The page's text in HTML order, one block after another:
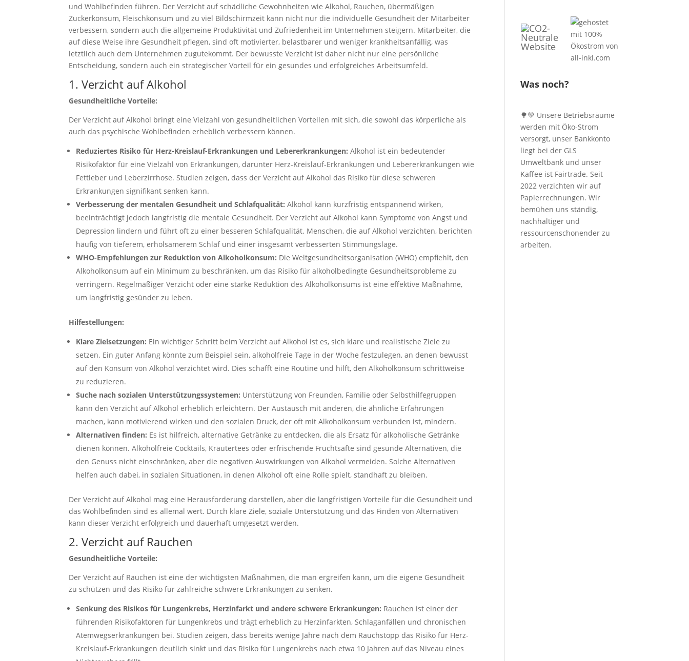
und Wohlbefinden führen. Der Verzicht auf schädliche Gewohnheiten wie Alkohol, Rauchen, übermäßigen
Zuckerkonsum, Fleischkonsum und zu viel Bildschirmzeit kann nicht nur die individuelle Gesundheit der Mitarbeiter
verbessern, sondern auch die allgemeine Produktivität und Zufriedenheit im Unternehmen steigern. Mitarbeiter, die
auf diese Weise ihre Gesundheit pflegen, sind oft motivierter, belastbarer und weniger krankheitsanfällig, was
letztlich auch dem Unternehmen zugutekommt. Der bewusste Verzicht ist daher nicht nur eine persönliche
Entscheidung, sondern auch ein strategischer Vorteil für ein gesundes und erfolgreiches Arbeitsumfeld.
1. Verzicht auf Alkohol
Gesundheitliche Vorteile:
Der Verzicht auf Alkohol bringt eine Vielzahl von gesundheitlichen Vorteilen mit sich, die sowohl das körperliche als
auch das psychische Wohlbefinden erheblich verbessern können.
Reduziertes Risiko für Herz-Kreislauf-Erkrankungen und Lebererkrankungen: Alkohol ist ein bedeutender
Risikofaktor für eine Vielzahl von Erkrankungen, darunter Herz-Kreislauf-Erkrankungen und Lebererkrankungen wie
Fettleber und Leberzirrhose. Studien zeigen, dass der Verzicht auf Alkohol das Risiko für diese schweren
Erkrankungen signifikant senken kann.
Verbesserung der mentalen Gesundheit und Schlafqualität: Alkohol kann kurzfristig entspannend wirken,
beeinträchtigt jedoch langfristig die mentale Gesundheit. Der Verzicht auf Alkohol kann Symptome von Angst und
Depression lindern und führt oft zu einer besseren Schlafqualität. Menschen, die auf Alkohol verzichten, berichten
häufig von tieferem, erholsamerem Schlaf und einer insgesamt verbesserten Stimmungslage.
WHO-Empfehlungen zur Reduktion von Alkoholkonsum: Die Weltgesundheitsorganisation (WHO) empfiehlt, den
Alkoholkonsum auf ein Minimum zu beschränken, um das Risiko für alkoholbedingte Gesundheitsprobleme zu
verringern. Regelmäßiger Verzicht oder eine starke Reduktion des Alkoholkonsums ist eine effektive Maßnahme,
um langfristig gesünder zu leben.
Hilfestellungen:
Klare Zielsetzungen: Ein wichtiger Schritt beim Verzicht auf Alkohol ist es, sich klare und realistische Ziele zu
setzen. Ein guter Anfang könnte zum Beispiel sein, alkoholfreie Tage in der Woche festzulegen, an denen bewusst
auf den Konsum von Alkohol verzichtet wird. Dies schafft eine Routine und hilft, den Alkoholkonsum schrittweise
zu reduzieren.
Suche nach sozialen Unterstützungssystemen: Unterstützung von Freunden, Familie oder Selbsthilfegruppen
kann den Verzicht auf Alkohol erheblich erleichtern. Der Austausch mit anderen, die ähnliche Erfahrungen
machen, kann motivierend wirken und den sozialen Druck, der oft mit Alkoholkonsum verbunden ist, mindern.
Alternativen finden: Es ist hilfreich, alternative Getränke zu entdecken, die als Ersatz für alkoholische Getränke
dienen können. Alkoholfreie Cocktails, Kräutertees oder erfrischende Fruchtsäfte sind gesunde Alternativen, die
den Genuss nicht einschränken, aber die negativen Auswirkungen von Alkohol vermeiden. Solche Alternativen
helfen auch dabei, in sozialen Situationen, in denen Alkohol oft eine Rolle spielt, standhaft zu bleiben.
Der Verzicht auf Alkohol mag eine Herausforderung darstellen, aber die langfristigen Vorteile für die Gesundheit und
das Wohlbefinden sind es allemal wert. Durch klare Ziele, soziale Unterstützung und das Finden von Alternativen
kann dieser Verzicht erfolgreich und dauerhaft umgesetzt werden.
2. Verzicht auf Rauchen
Gesundheitliche Vorteile:
Der Verzicht auf Rauchen ist eine der wichtigsten Maßnahmen, die man ergreifen kann, um die eigene Gesundheit
zu schützen und das Risiko für zahlreiche schwere Erkrankungen zu senken.
Senkung des Risikos für Lungenkrebs, Herzinfarkt und andere schwere Erkrankungen: Rauchen ist einer der
führenden Risikofaktoren für Lungenkrebs und trägt erheblich zu Herzinfarkten, Schlaganfällen und chronischen
Atemwegserkrankungen bei. Studien zeigen, dass bereits wenige Jahre nach dem Rauchstopp das Risiko für Herz-
Kreislauf-Erkrankungen deutlich sinkt und das Risiko für Lungenkrebs nach etwa 10 Jahren auf das Niveau eines
Was noch?
🌳💚 Unsere Betriebsräume
werden mit Öko-Strom
versorgt, unser Bankkonto
liegt bei der GLS
Umweltbank und unser
Kaffee ist Fairtrade. Seit
2022 verzichten wir auf
Papierrechnungen. Wir
bemühen uns ständig,
nachhaltiger und
ressourcenschonender zu
arbeiten.